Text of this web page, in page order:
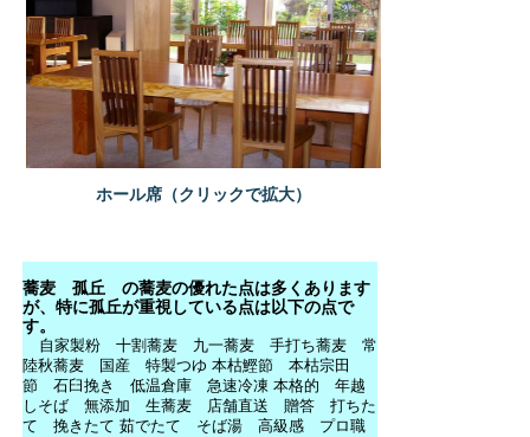
蕎麦 孤丘 の蕎麦の優れた点は多くあります
が、特に孤丘が重視している点は以下の点で
す。
自家製粉 十割蕎麦 九一蕎麦 手打ち蕎麦 常
陸秋蕎麦 国産 特製つゆ 本枯鰹節 本枯宗田
節 石臼挽き 低温倉庫 急速冷凍 本格的 年越
しそば 無添加 生蕎麦 店舗直送 贈答 打ちた
て 挽きたて 茹でたて そば湯 高級感 プロ職
ホール席（クリックで拡大）